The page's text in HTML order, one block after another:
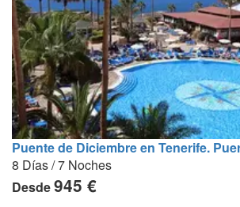
Puente de Diciembre en Tenerife.
8 Días / 7 Noches
Desde945 €